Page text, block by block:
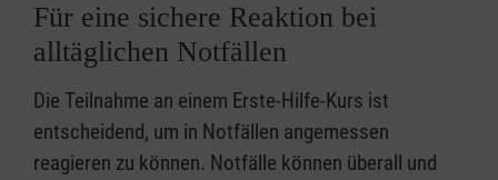
Für eine sichere Reaktion bei
alltäglichen Notfällen
Die Teilnahme an einem Erste-Hilfe-Kurs ist
entscheidend, um in Notfällen angemessen
reagieren zu können. Notfälle können überall und